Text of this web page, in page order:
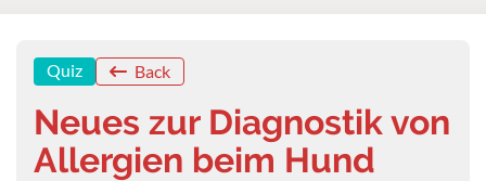
Quiz Back
Neues zur Diagnostik von
Allergien beim Hund